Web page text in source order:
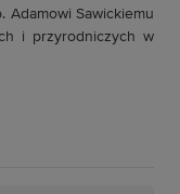
Adamowi Sawickiemu
i przyrodniczych w